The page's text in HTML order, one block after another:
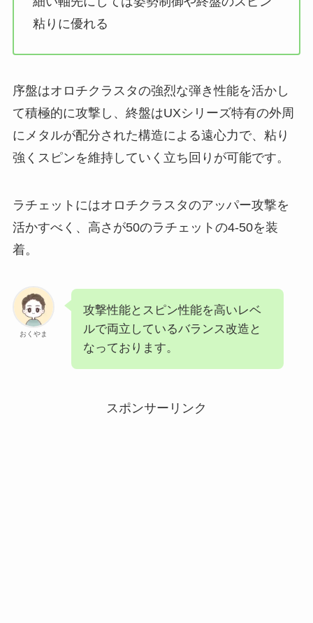
細い軸先にしては姿勢制御や終盤のスピン
粘りに優れる
序盤はオロチクラスタの強烈な弾き性能を活かし
て積極的に攻撃し、終盤はUXシリーズ特有の外周
にメタルが配分された構造による遠心力で、粘り
強くスピンを維持していく立ち回りが可能です。
ラチェットにはオロチクラスタのアッパー攻撃を
活かすべく、高さが50のラチェットの4-50を装
着。
攻撃性能とスピン性能を高いレベ
ルで両立しているバランス改造と
なっております。
スポンサーリンク